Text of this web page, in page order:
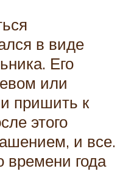
в виде
Его
или
пришить к
этого
и все.
времени года